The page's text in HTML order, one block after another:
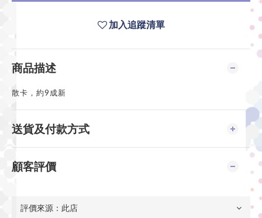
加入追蹤清單
商品描述
散卡，約9成新
送貨及付款方式
顧客評價